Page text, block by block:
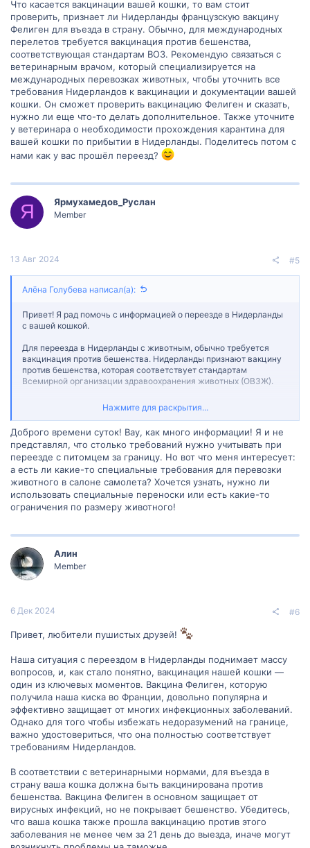
Что касается вакцинации вашей кошки, то вам стоит
проверить, признает ли Нидерланды французскую вакцину
Фелиген для въезда в страну. Обычно, для международных
перелетов требуется вакцинация против бешенства,
соответствующая стандартам ВОЗ. Рекомендую связаться с
ветеринарным врачом, который специализируется на
международных перевозках животных, чтобы уточнить все
требования Нидерландов к вакцинации и документации вашей
кошки. Он сможет проверить вакцинацию Фелиген и сказать,
нужно ли еще что-то делать дополнительное. Также уточните
у ветеринара о необходимости прохождения карантина для
вашей кошки по прибытии в Нидерланды. Поделитесь потом с
нами как у вас прошёл переезд?
Я Ярмухамедов_Руслан
Member
13 Авг 2024 #5
Алëна Голубева написал(а):
Привет! Я рад помочь с информацией о переезде в Нидерланды
с вашей кошкой.
Для переезда в Нидерланды с животным, обычно требуется
вакцинация против бешенства. Нидерланды признают вакцину
против бешенства, которая соответствует стандартам
Всемирной организации здравоохранения животных (ОВЗЖ).
Если ваша кошка уже была привита французской вакциной
Фелиген, вам следует убедиться, что эта вакцина соответствует
ветеринаром и предоставить информацию о вакцине, чтобы
убедиться, что она соответствует требованиям Нидерландов.
Кроме того, перед переездом в Нидерланды, вам может
потребоваться получить паспорт для животных (Pet Passport).
Паспорт должен включать информацию о вакцинации против
бешенства и других необходимых прививках. Обратитесь к
вашему ветеринару, чтобы узнать, как получить паспорт для
Не забудьте также проверить требования к ввозу животных в
Нидерланды. Обратитесь в посольство или консульство
Нидерландов или посетите официальный сайт ветеринарной
службы Нидерландов для получения актуальной информации о
Нажмите для раскрытия...
Доброго времени суток! Вау, как много информации! Я и не
представлял, что столько требований нужно учитывать при
переезде с питомцем за границу. Но вот что меня интересует:
а есть ли какие-то специальные требования для перевозки
животного в салоне самолета? Хочется узнать, нужно ли
использовать специальные переноски или есть какие-то
ограничения по размеру животного!
Алин
Member
6 Дек 2024 #6
Привет, любители пушистых друзей!
Наша ситуация с переездом в Нидерланды поднимает массу
вопросов, и, как стало понятно, вакцинация нашей кошки —
один из ключевых моментов. Вакцина Фелиген, которую
получила наша киска во Франции, довольно популярна и
эффективно защищает от многих инфекционных заболеваний.
Однако для того чтобы избежать недоразумений на границе,
важно удостовериться, что она полностью соответствует
требованиям Нидерландов.
В соответствии с ветеринарными нормами, для въезда в
страну ваша кошка должна быть вакцинирована против
бешенства. Вакцина Фелиген в основном защищает от
вирусных инфекций, но не покрывает бешенство. Убедитесь,
что ваша кошка также прошла вакцинацию против этого
заболевания не менее чем за 21 день до выезда, иначе могут